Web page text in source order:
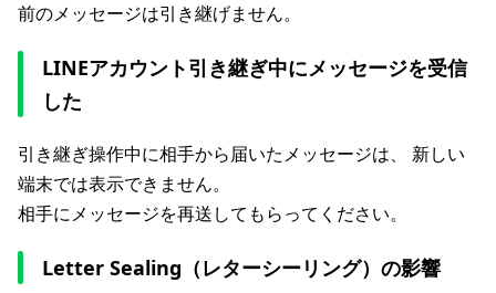
前のメッセージは引き継げません。
LINEアカウント引き継ぎ中にメッセージを受信
した
引き継ぎ操作中に相手から届いたメッセージは、 新しい
端末では表示できません。
相手にメッセージを再送してもらってください。
Letter Sealing（レターシーリング）の影響